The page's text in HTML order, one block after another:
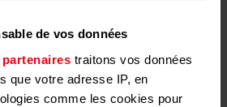
de vos données
partenaires traitons vos données
que votre adresse IP, en
comme les cookies pour